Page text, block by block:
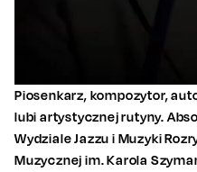
Piosenkarz, kompozytor,
lubi artystycznej rutyny.
Wydziale Jazzu i Muzyki
Muzycznej im. Karola